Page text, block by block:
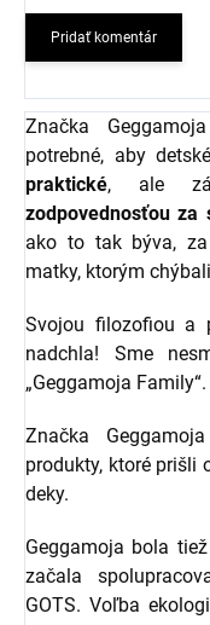
Pridať komentár
Značka
potrebné, aby
praktické, ale
zodpovednosťou za
ako to tak býva,
matky, ktorým
Svojou filozofiou a
nadchla! Sme
„Geggamoja Family“.
Značka
produkty, ktoré prišli
deky.
Geggamoja bola
začala
GOTS. Voľba